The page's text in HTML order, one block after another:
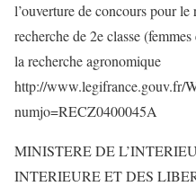
l’ouverture de concours pour
recherche de 2e classe
la recherche agronomique
http://www.legifrance.gouv.fr/
numjo=RECZ0400045A
MINISTERE DE
INTERIEURE ET DES